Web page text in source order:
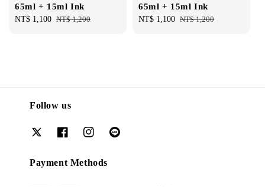
65ml + 15ml Ink
Sale
NT$ 1,100 Regular
NT$ 1,200
65ml + 15ml Ink
Sale
NT$ 1,100 Regular
NT$ 1,200
Follow us
Payment Methods